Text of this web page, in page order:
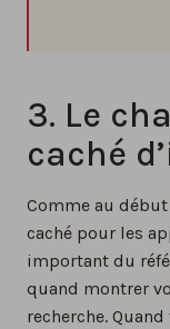
3. Le
caché
Comme au
caché pour les
important du
quand montrer
recherche.